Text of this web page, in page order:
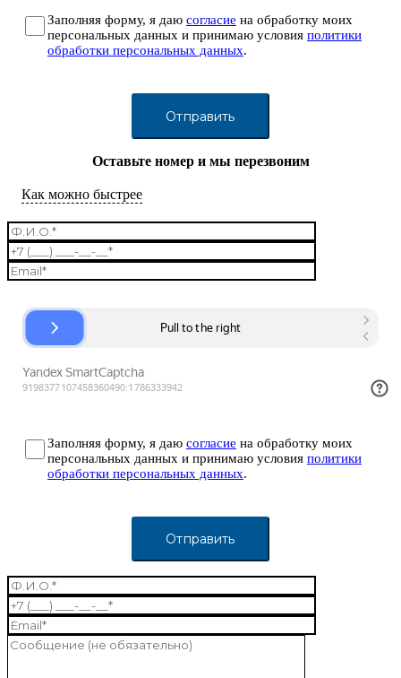
Заполняя форму, я даю согласие на обработку моих
персональных данных и принимаю условия политики
обработки персональных данных.
Оставьте номер и мы перезвоним
Как можно быстрее
Заполняя форму, я даю согласие на обработку моих
персональных данных и принимаю условия политики
обработки персональных данных.